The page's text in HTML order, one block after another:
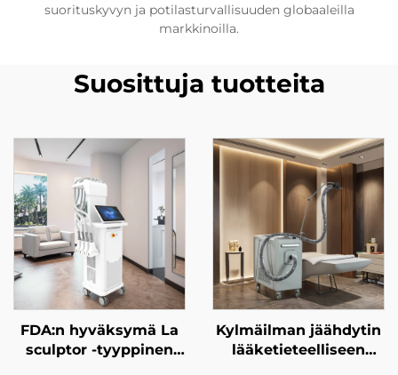
suorituskyvyn ja potilasturvallisuuden globaaleilla
markkinoilla.
Suosittuja tuotteita
FDA:n hyväksymä La
sculptor -tyyppinen
Kylmäilman jäähdytin
lääketieteelliseen